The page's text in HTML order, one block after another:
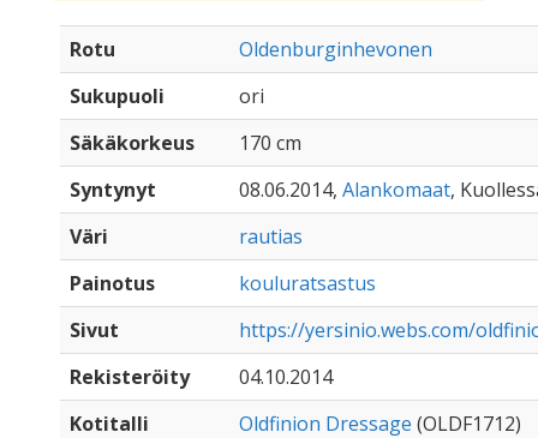
Rotu
Oldenburginhevonen
Sukupuoli
ori
Säkäkorkeus
170 cm
Syntynyt
08.06.2014, Alankomaat,
Väri
rautias
Painotus
kouluratsastus
Sivut
https://yersinio.webs.com/
Rekisteröity
04.10.2014
Kotitalli
Oldfinion Dressage (OLDF1712)